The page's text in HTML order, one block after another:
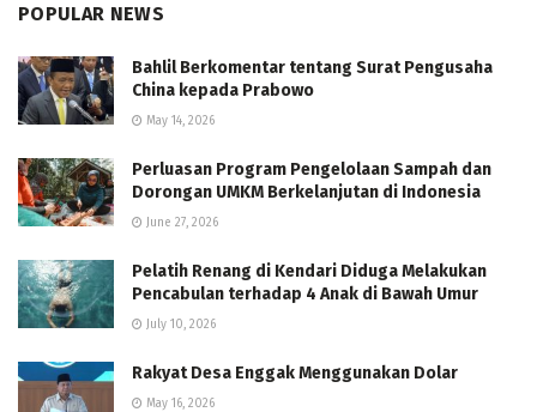
POPULAR NEWS
Bahlil Berkomentar tentang Surat Pengusaha
China kepada Prabowo
May 14, 2026
Perluasan Program Pengelolaan Sampah dan
Dorongan UMKM Berkelanjutan di Indonesia
June 27, 2026
Pelatih Renang di Kendari Diduga Melakukan
Pencabulan terhadap 4 Anak di Bawah Umur
July 10, 2026
Rakyat Desa Enggak Menggunakan Dolar
May 16, 2026